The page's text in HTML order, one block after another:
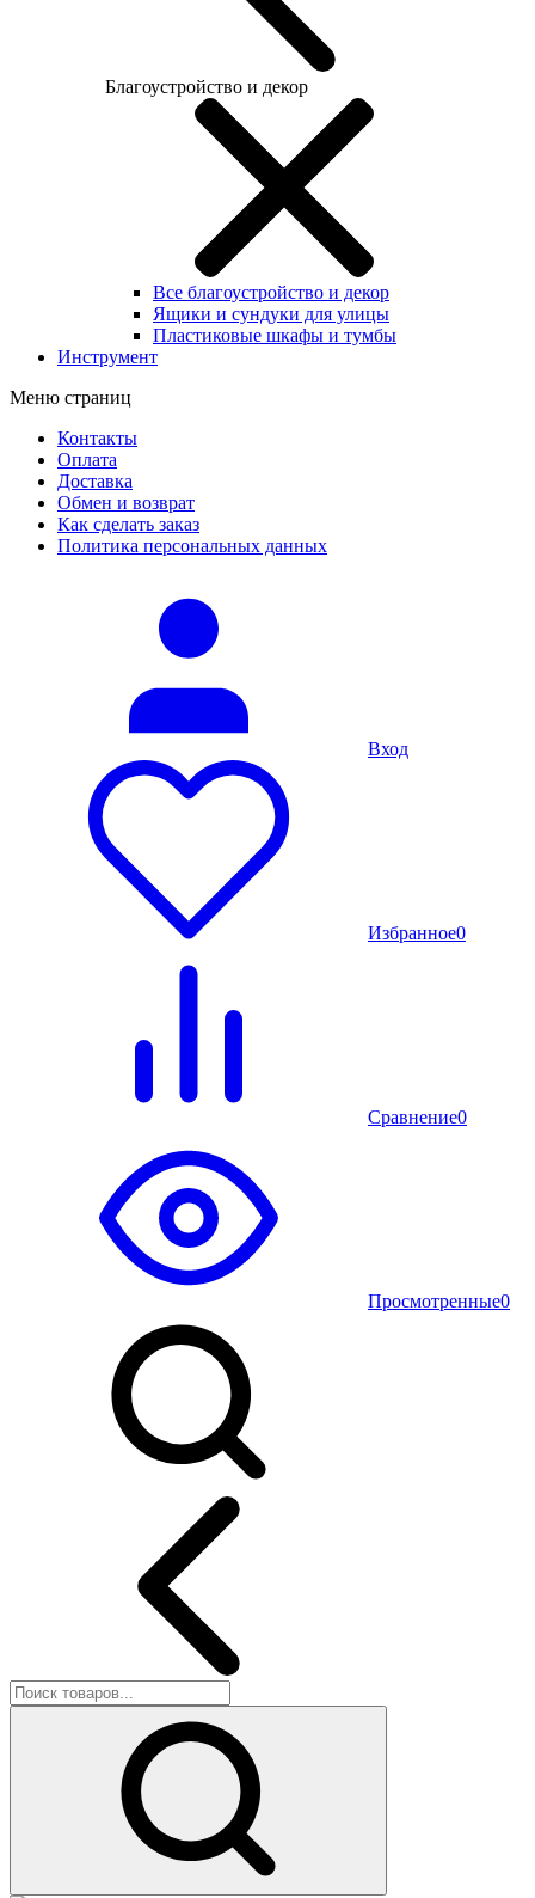
Благоустройство и декор
Все благоустройство и декор
Ящики и сундуки для улицы
Пластиковые шкафы и тумбы
Инструмент
Меню страниц
Контакты
Оплата
Доставка
Обмен и возврат
Как сделать заказ
Политика персональных данных
Вход
Избранное0
Сравнение0
Просмотренные0